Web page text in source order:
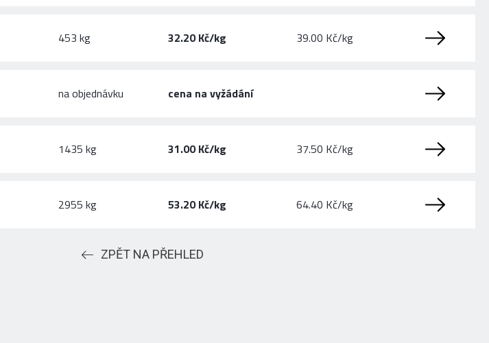
453 kg 32.20 Kč/kg 39.00 Kč/kg
na objednávku cena na vyžádání
1435 kg 31.00 Kč/kg 37.50 Kč/kg
2955 kg 53.20 Kč/kg 64.40 Kč/kg
ZPĚT NA PŘEHLED